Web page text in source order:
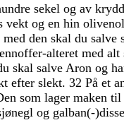
sekel og av
vekt og en hin
med den skal du salve
alteret med alt
skal salve Aron og
efter slekt. 32 På et
som lager maken til
og galban(-)disse